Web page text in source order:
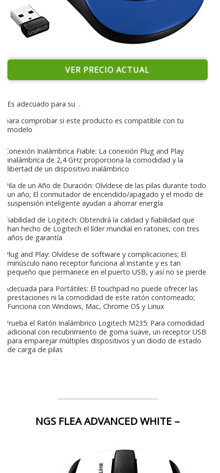
VER PRECIO ACTUAL
Es adecuado para su .
para comprobar si este producto es compatible con tu
modelo
Conexión Inalámbrica Fiable: La conexión Plug and Play
inalámbrica de 2,4 GHz proporciona la comodidad y la
libertad de un dispositivo inalámbrico
Pila de un Año de Duración: Olvídese de las pilas durante todo
un año; El conmutador de encendido/apagado y el modo de
suspensión inteligente ayudan a ahorrar energía
Fiabilidad de Logitech: Obtendrá la calidad y fiabilidad que
han hecho de Logitech el líder mundial en ratones, con tres
años de garantía
Plug and Play: Olvídese de software y complicaciones; El
minúsculo nano receptor funciona al instante y es tan
pequeño que permanece en el puerto USB, y así no se pierde
Adecuada para Portátiles: El touchpad no puede ofrecer las
prestaciones ni la comodidad de este ratón contorneado;
Funciona con Windows, Mac, Chrome OS y Linux
Prueba el Ratón Inalámbrico Logitech M235: Para comodidad
adicional con recubrimiento de goma suave, un receptor USB
para emparejar múltiples dispositivos y un diodo de estado
de carga de pilas
NGS FLEA ADVANCED WHITE –